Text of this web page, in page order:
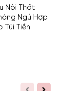
Nội Thất
Ngủ Hợp
Túi Tiền